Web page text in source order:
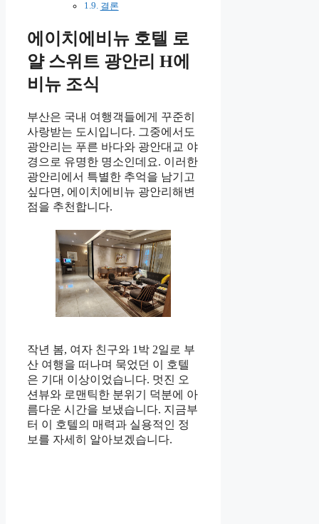
결론
에이치에비뉴 호텔 로
얄 스위트 광안리 H에
비뉴 조식
부산은 국내 여행객들에게 꾸준히
사랑받는 도시입니다. 그중에서도
광안리는 푸른 바다와 광안대교 야
경으로 유명한 명소인데요. 이러한
광안리에서 특별한 추억을 남기고
싶다면, 에이치에비뉴 광안리해변
점을 추천합니다.
작년 봄, 여자 친구와 1박 2일로 부
산 여행을 떠나며 묵었던 이 호텔
은 기대 이상이었습니다. 멋진 오
션뷰와 로맨틱한 분위기 덕분에 아
름다운 시간을 보냈습니다. 지금부
터 이 호텔의 매력과 실용적인 정
보를 자세히 알아보겠습니다.